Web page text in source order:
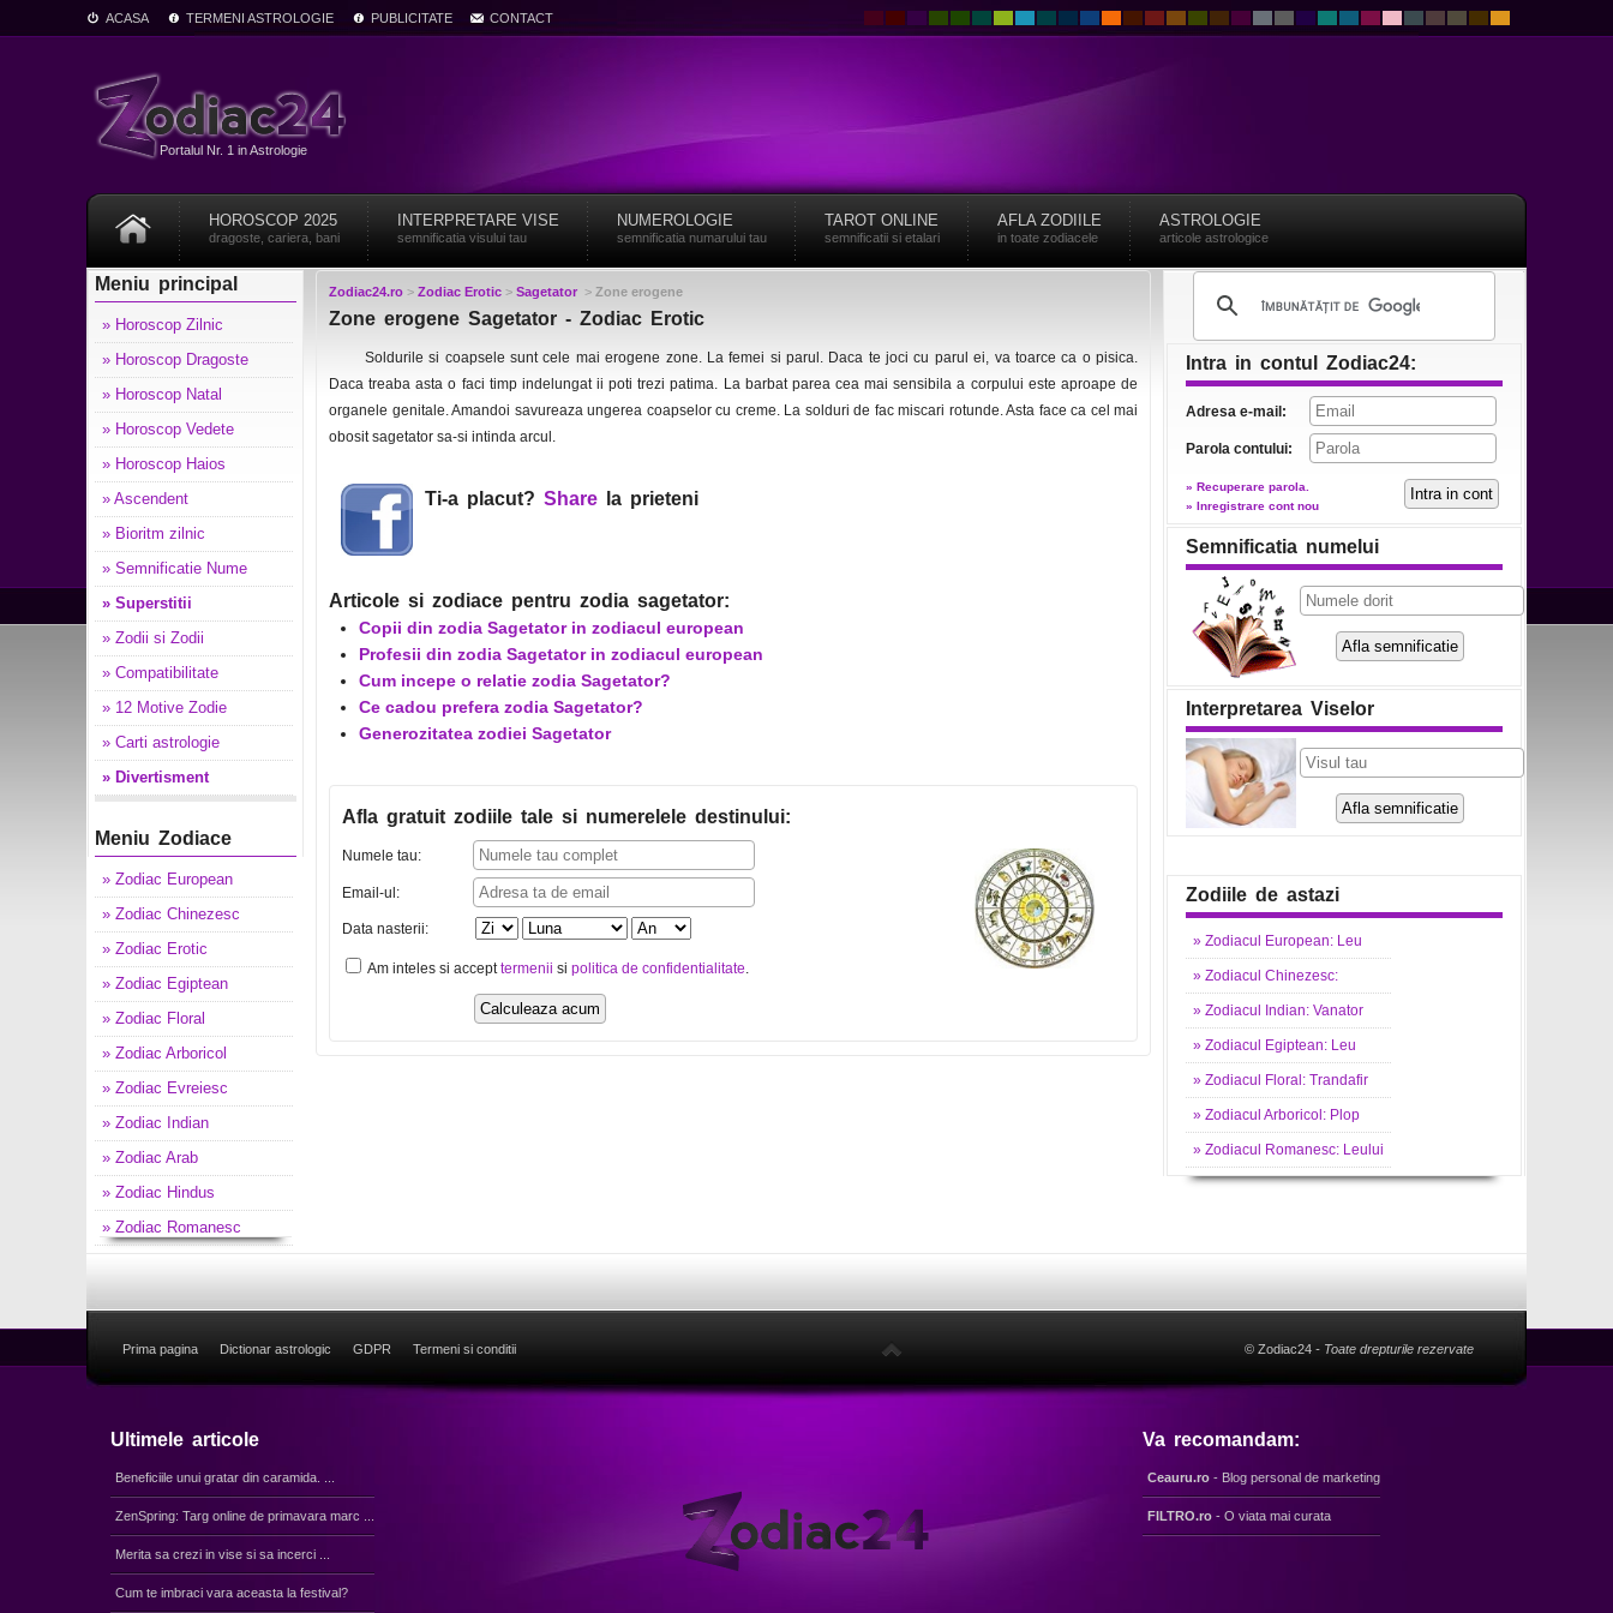
ACASA TERMENI ASTROLOGIE PUBLICITATE CONTACT
Portalul Nr. 1 in Astrologie
HOROSCOP 2025
dragoste, cariera, bani
INTERPRETARE VISE
semnificatia visului tau
NUMEROLOGIE
semnificatia numarului tau
TAROT ONLINE
semnificatii si etalari
AFLA ZODIILE
in toate zodiacele
ASTROLOGIE
articole astrologice
Meniu principal
» Horoscop Zilnic
» Horoscop Dragoste
» Horoscop Natal
» Horoscop Vedete
» Horoscop Haios
» Ascendent
» Bioritm zilnic
» Semnificatie Nume
» Superstitii
» Zodii si Zodii
» Compatibilitate
» 12 Motive Zodie
» Carti astrologie
» Divertisment
Meniu Zodiace
» Zodiac European
» Zodiac Chinezesc
» Zodiac Erotic
» Zodiac Egiptean
» Zodiac Floral
» Zodiac Arboricol
» Zodiac Evreiesc
» Zodiac Indian
» Zodiac Arab
» Zodiac Hindus
» Zodiac Romanesc
Zodiac24.ro > Zodiac Erotic > Sagetator > Zone erogene
Zone erogene Sagetator - Zodiac Erotic
Soldurile si coapsele sunt cele mai erogene zone. La femei si parul. Daca te joci cu parul ei, va toarce ca o pisica.
Daca treaba asta o faci timp indelungat ii poti trezi patima. La barbat parea cea mai sensibila a corpului este aproape de
organele genitale. Amandoi savureaza ungerea coapselor cu creme. La solduri de fac miscari rotunde. Asta face ca cel mai
obosit sagetator sa-si intinda arcul.
Ti-a placut? Share la prieteni
Articole si zodiace pentru zodia sagetator:
Copii din zodia Sagetator in zodiacul european
Profesii din zodia Sagetator in zodiacul european
Cum incepe o relatie zodia Sagetator?
Ce cadou prefera zodia Sagetator?
Generozitatea zodiei Sagetator
Afla gratuit zodiile tale si numerelele destinului:
Numele tau:
Email-ul:
Data nasterii:
Am inteles si accepttermenii si politica de confidentialitate.
Intra in contul Zodiac24:
Adresa e-mail:
Parola contului:
» Recuperare parola.
» Inregistrare cont nou
Semnificatia numelui
Interpretarea Viselor
Zodiile de astazi
» Zodiacul European: Leu
» Zodiacul Chinezesc:
» Zodiacul Indian: Vanator
» Zodiacul Egiptean: Leu
» Zodiacul Floral: Trandafir
» Zodiacul Arboricol: Plop
» Zodiacul Romanesc: Leului
Prima pagina Dictionar astrologic GDPR Termeni si conditii © Zodiac24 - Toate drepturile rezervate
Ultimele articole
Beneficiile unui gratar din caramida. ...
ZenSpring: Targ online de primavara marc ...
Merita sa crezi in vise si sa incerci ...
Cum te imbraci vara aceasta la festival?
Va recomandam:
Ceauru.ro - Blog personal de marketing
FILTRO.ro - O viata mai curata